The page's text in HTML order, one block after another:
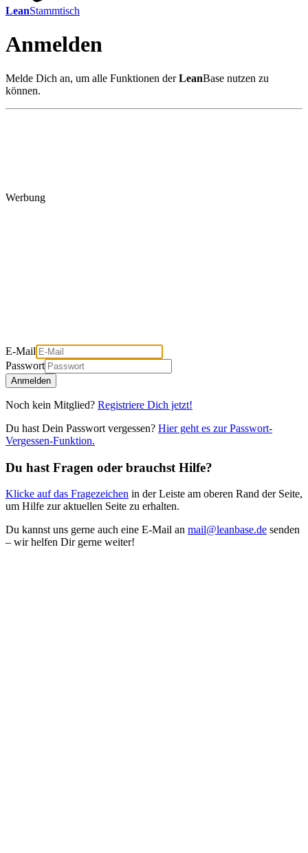
LeanStammtisch
Anmelden
Melde Dich an, um alle Funktionen derLeanBase nutzen zu
können.
Werbung
E-Mail
Passwort
Anmelden
Noch kein Mitglied? Registriere Dich jetzt!
Du hast Dein Passwort vergessen? Hier geht es zur Passwort-
Vergessen-Funktion.
Du hast Fragen oder brauchst Hilfe?
Klicke auf das Fragezeichen in der Leiste am oberen Rand der Seite,
um Hilfe zur aktuellen Seite zu erhalten.
Du kannst uns gerne auch eine E-Mail an mail@leanbase.de senden
– wir helfen Dir gerne weiter!